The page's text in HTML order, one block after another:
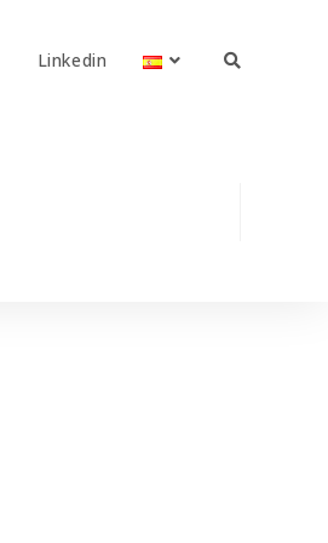
Linkedin